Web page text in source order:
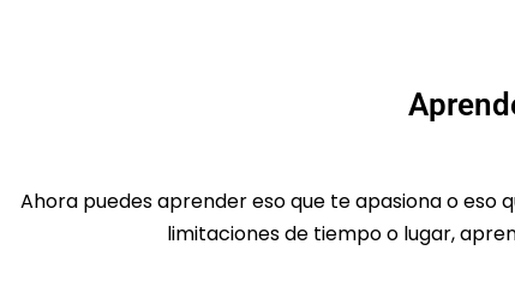
Ahora puedes aprender eso que te apasiona o eso
limitaciones de tiempo o lugar,